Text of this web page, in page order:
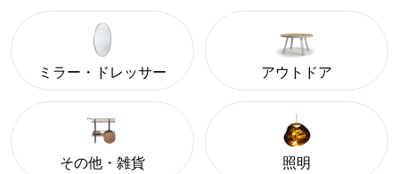
ミラー・ドレッサー アウトドア
その他・雑貨 照明